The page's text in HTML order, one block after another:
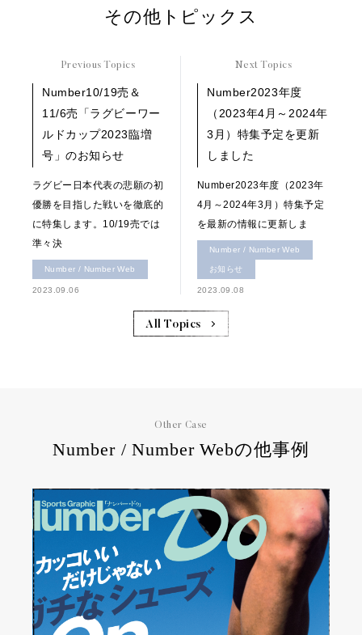
その他トピックス
Previous Topics
Number10/19売＆
11/6売「ラグビーワー
ルドカップ2023臨増
号」のお知らせ
ラグビー日本代表の悲願の初
優勝を目指した戦いを徹底的
に特集します。10/19売では
準々決
Number / Number Web
2023.09.06
Next Topics
Number2023年度
（2023年4月～2024年
3月）特集予定を更新
しました
Number2023年度（2023年
4月～2024年3月）特集予定
を最新の情報に更新しま
Number / Number Web
お知らせ
2023.09.08
All Topics
Other Case
Number / Number Webの他事例